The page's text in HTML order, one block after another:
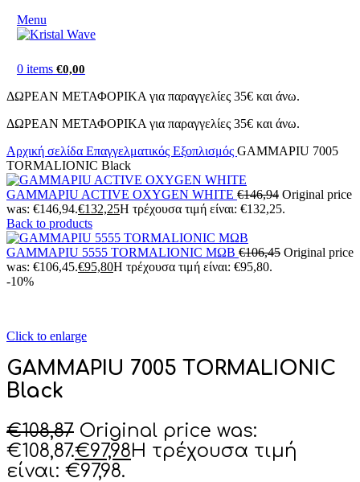
Menu
0 items €0,00
ΔΩΡΕΑΝ ΜΕΤΑΦΟΡΙΚΑ για παραγγελίες 35€ και άνω.
ΔΩΡΕΑΝ ΜΕΤΑΦΟΡΙΚΑ για παραγγελίες 35€ και άνω.
Αρχική σελίδα Επαγγελματικός Εξοπλισμός GAMMAPIU 7005
TORMALIONIC Black
GAMMAPIU ACTIVE OXYGEN WHITE €146,94 Original price
was: €146,94.€132,25Η τρέχουσα τιμή είναι: €132,25.
Back to products
GAMMAPIU 5555 TORMALIONIC ΜΩΒ €106,45 Original price
was: €106,45.€95,80Η τρέχουσα τιμή είναι: €95,80.
-10%
Click to enlarge
GAMMAPIU 7005 TORMALIONIC
Black
€108,87 Original price was:
€108,87.€97,98Η τρέχουσα τιμή
είναι: €97,98.